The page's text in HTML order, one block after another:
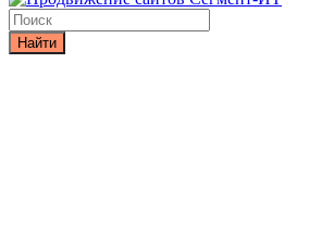
Найти